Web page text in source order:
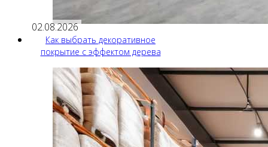
02.08.2026
Как выбрать декоративное
покрытие с эффектом дерева